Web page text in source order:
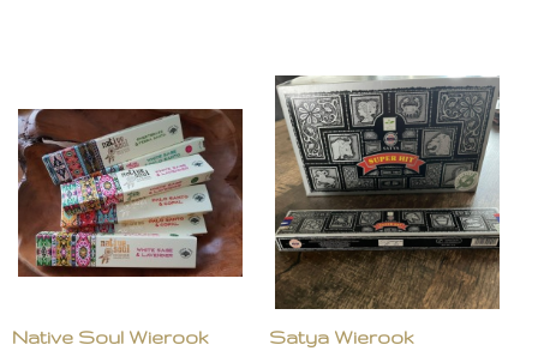
Native Soul Wierook Satya Wierook